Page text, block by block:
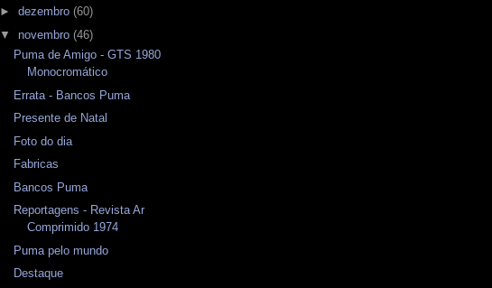
► dezembro (60)
▼ novembro (46)
Puma de Amigo - GTS 1980
Monocromático
Errata - Bancos Puma
Presente de Natal
Foto do dia
Fabricas
Bancos Puma
Reportagens - Revista Ar
Comprimido 1974
Puma pelo mundo
Destaque